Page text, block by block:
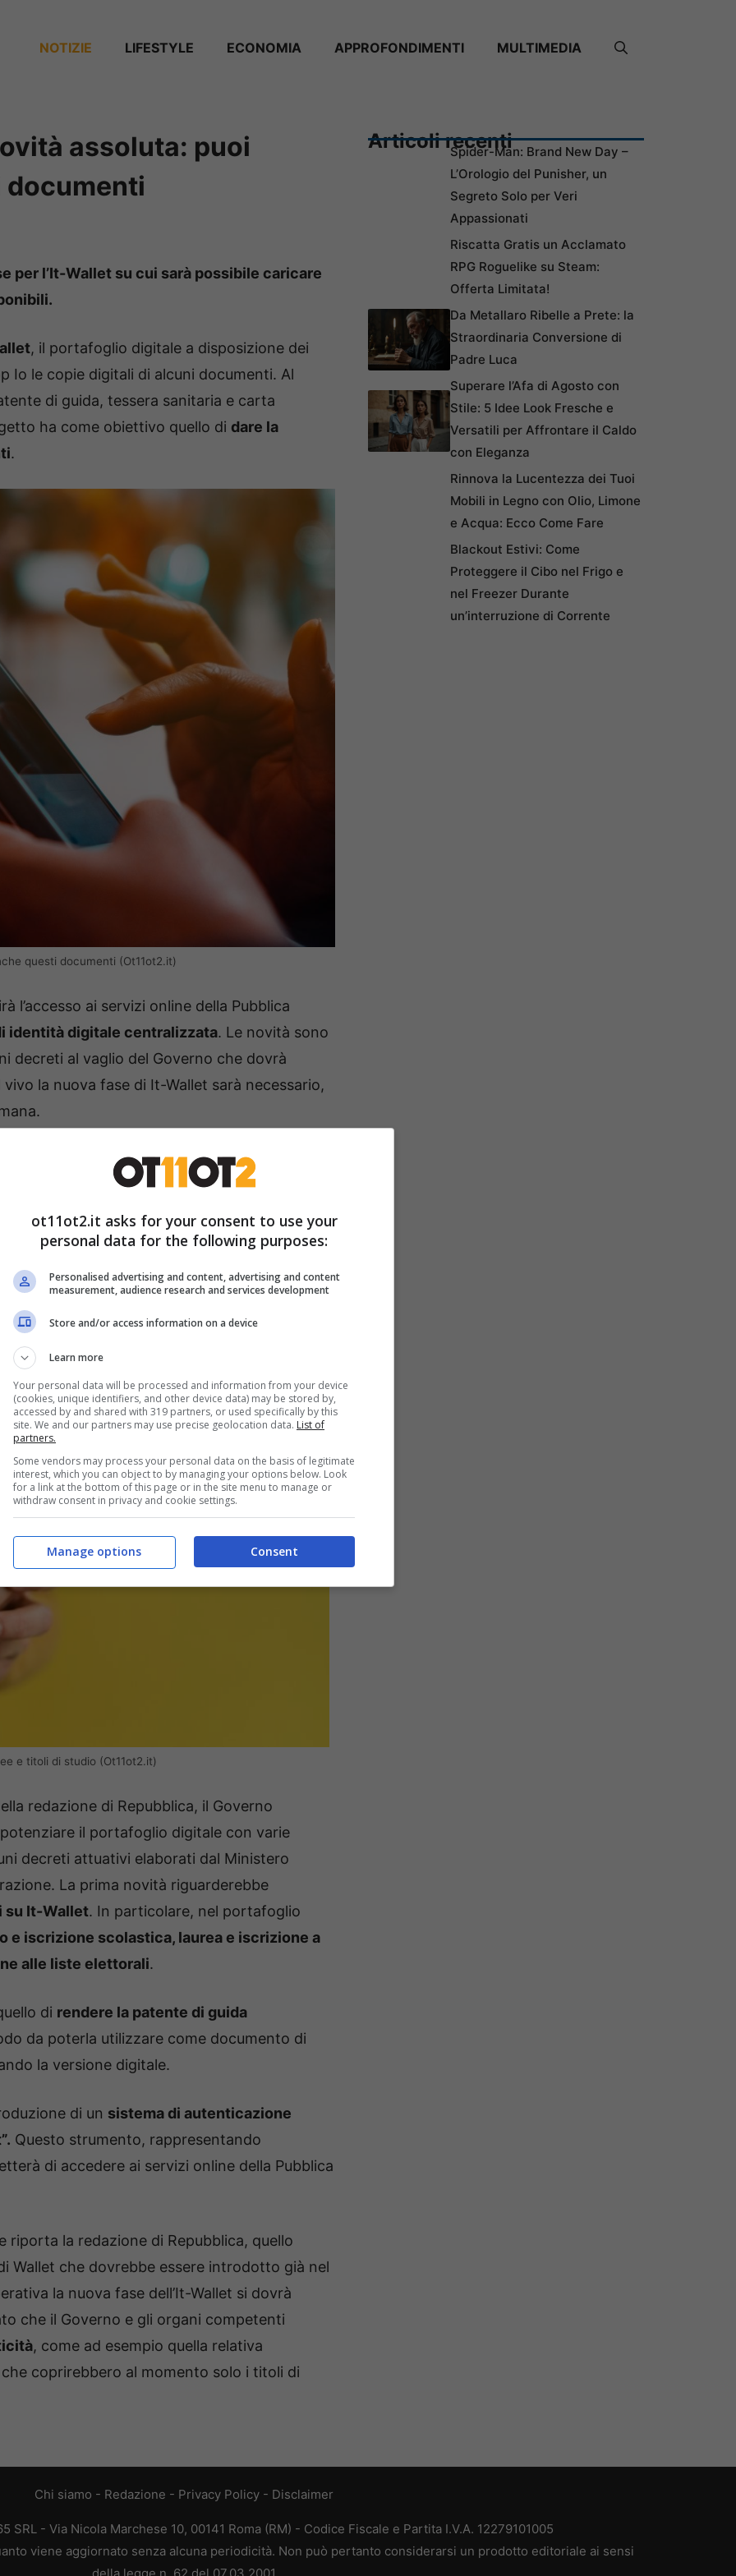
NOTIZIE ⁠⁠LIFESTYLE ECONOMIA APPROFONDIMENTI MULTIMEDIA
assoluta: puoi
documenti
per l’It-Wallet su cui sarà possibile caricare
, il portafoglio digitale a disposizione dei
Io le copie digitali di alcuni documenti. Al
di guida, tessera sanitaria e carta
ha come obiettivo quello di dare la
.
questi documenti (Ot11ot2.it)
l’accesso ai servizi online della Pubblica
identità digitale centralizzata. Le novità sono
decreti al vaglio del Governo che dovrà
la nuova fase di It-Wallet sarà necessario,
caricare anche
scelto di utilizzare It-Wallet, il portafoglio
dicembre. Lo strumento consente di caricare
patente, tessera sanitaria e carta europea
valore legalee possono, dunque, essere
e titoli di studio (Ot11ot2.it)
redazione di Repubblica, il Governo
il portafoglio digitale con varie
decreti attuativi elaborati dal Ministero
La prima novità riguarderebbe
su It-Wallet. In particolare, nel portafoglio
e iscrizione scolastica, laurea e iscrizione a
alle liste elettorali.
di rendere la patente di guida
da poterla utilizzare come documento di
la versione digitale.
di un sistema di autenticazione
Questo strumento, rappresentando
di accedere ai servizi online della Pubblica
la redazione di Repubblica, quello
Wallet che dovrebbe essere introdotto già nel
la nuova fase dell’It-Wallet si dovrà
che il Governo e gli organi competenti
, come ad esempio quella relativa
coprirebbero al momento solo i titoli di
Articoli recentiSpider-Man: Brand New Day –
L’Orologio del Punisher, un
Segreto Solo per Veri
Appassionati
Riscatta Gratis un Acclamato
RPG Roguelike su Steam:
Offerta Limitata!
Da Metallaro Ribelle a Prete: la
Straordinaria Conversione di
Padre Luca
Superare l’Afa di Agosto con
Stile: 5 Idee Look Fresche e
Versatili per Affrontare il Caldo
con Eleganza
Rinnova la Lucentezza dei Tuoi
Mobili in Legno con Olio, Limone
e Acqua: Ecco Come Fare
Blackout Estivi: Come
Proteggere il Cibo nel Frigo e
nel Freezer Durante
un’interruzione di Corrente
Chi siamo - Redazione - Privacy Policy - Disclaimer
SRL - Via Nicola Marchese 10, 00141 Roma (RM) - Codice Fiscale e Partita I.V.A. 12279101005
viene aggiornato senza alcuna periodicità. Non può pertanto considerarsi un prodotto editoriale ai sensi
ot11ot2.it asks for your consent to use your
personal data for the following purposes:
Personalised advertising and content, advertising and content
measurement, audience research and services development
Store and/or access information on a device
Learn more
Your personal data will be processed and information from your device
(cookies, unique identifiers, and other device data) may be stored by,
accessed by and shared with 319 partners, or used specifically by this
site. We and our partners may use precise geolocation data. List of
partners.
Some vendors may process your personal data on the basis of legitimate
interest, which you can object to by managing your options below. Look
for a link at the bottom of this page or in the site menu to manage or
withdraw consent in privacy and cookie settings.
Consent
Manage options